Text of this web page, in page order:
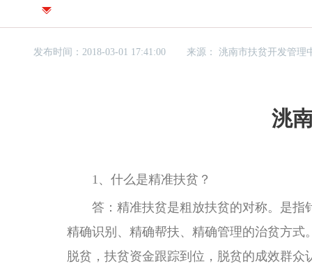
发布时间：2018-03-01 17:41:00 来源：洮南市扶贫开发管理
洮
1、什么是精准扶贫？
答：精准扶贫是粗放扶贫的对称。是
精确识别、精确帮扶、精确管理的治贫方
脱贫，扶贫资金跟踪到位，脱贫的成效群